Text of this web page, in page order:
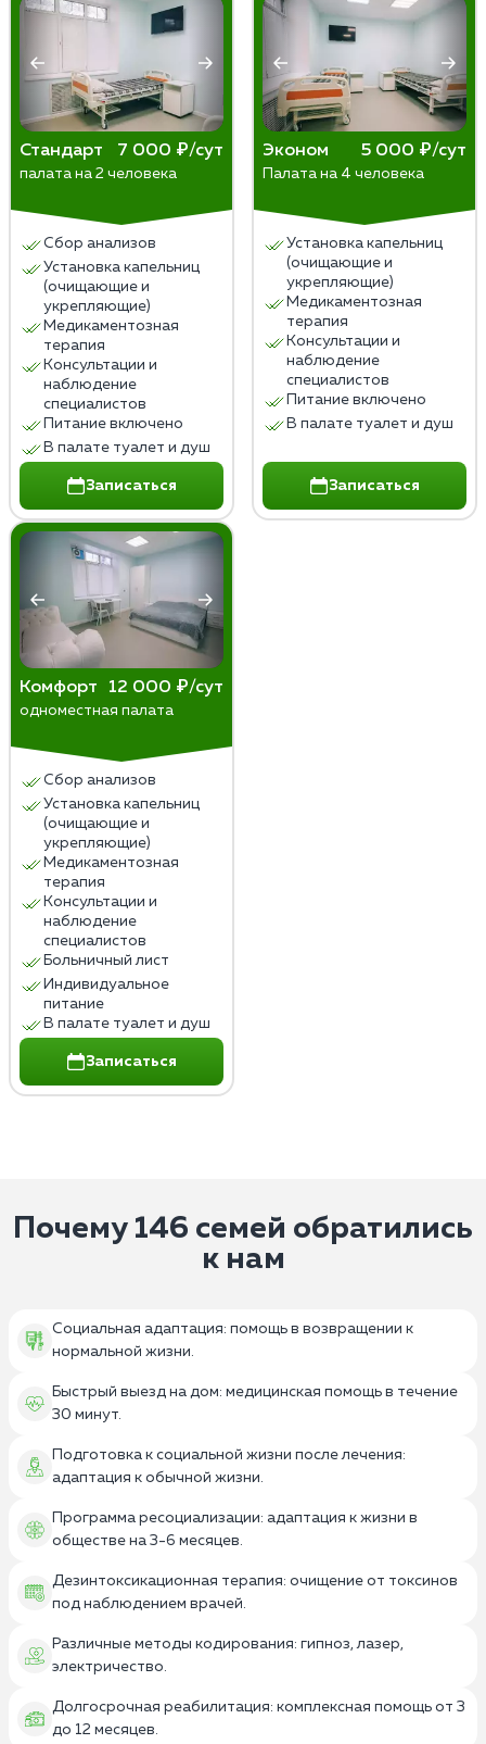
Стандарт 7 000 ₽/сут
палата на 2 человека
Сбор анализов
Установка капельниц
(очищающие и
укрепляющие)
Медикаментозная
терапия
Консультации и
наблюдение
специалистов
Питание включено
В палате туалет и душ
Записаться
Эконом 5 000 ₽/сут
Палата на 4 человека
Установка капельниц
(очищающие и
укрепляющие)
Медикаментозная
терапия
Консультации и
наблюдение
специалистов
Питание включено
В палате туалет и душ
Записаться
Комфорт 12 000 ₽/сут
одноместная палата
Сбор анализов
Установка капельниц
(очищающие и
укрепляющие)
Медикаментозная
терапия
Консультации и
наблюдение
специалистов
Больничный лист
Индивидуальное
питание
В палате туалет и душ
Записаться
Почему 146 семей обратились
к нам
Социальная адаптация: помощь в возвращении к
нормальной жизни.
Быстрый выезд на дом: медицинская помощь в течение
30 минут.
Подготовка к социальной жизни после лечения:
адаптация к обычной жизни.
Программа ресоциализации: адаптация к жизни в
обществе на 3-6 месяцев.
Дезинтоксикационная терапия: очищение от токсинов
под наблюдением врачей.
Различные методы кодирования: гипноз, лазер,
электричество.
Долгосрочная реабилитация: комплексная помощь от 3
до 12 месяцев.